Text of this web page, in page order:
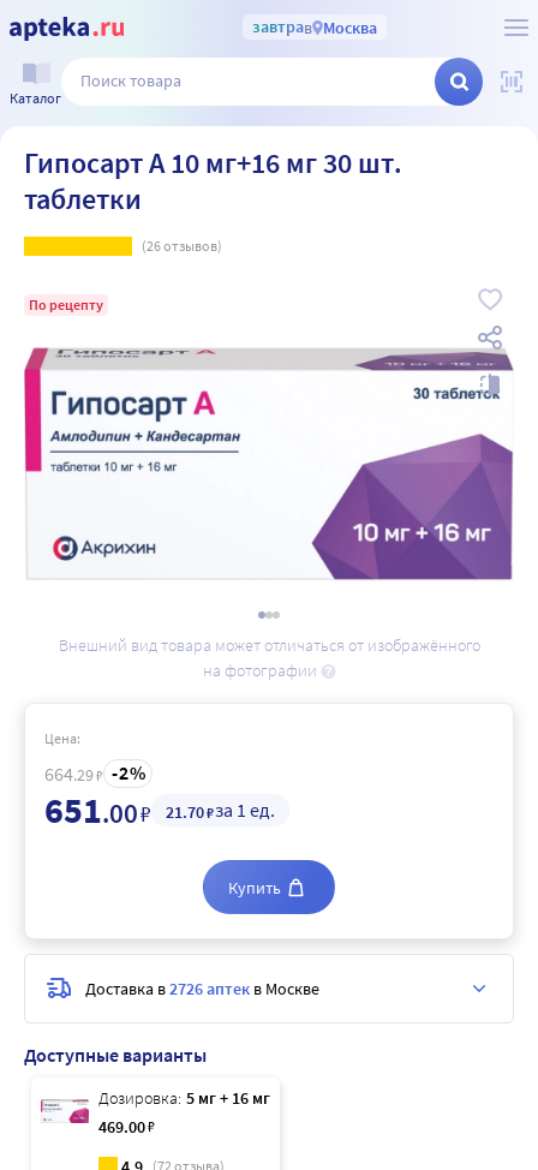
завтрав Москва
Каталог
Гипосарт А 10 мг+16 мг 30 шт.
таблетки
(26отзывов)
По рецепту
Внешний вид товара может отличаться от изображённого
на фотографии
Доступные варианты
Дозировка: 5 мг + 16 мг
469.00₽
(72отзыва)
Цена:
664.29₽ 2
651.00₽ 21.70₽за 1 ед.
Купить
Доставка в2726 аптек в Москве